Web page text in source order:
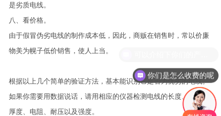
是劣质电线。
八、看价格。
由于假冒伪劣电线的制作成本低，因此，商贩在销售时，常以价廉
物美为幌子低价销售，使人上当。
根据以上几个简单的验证方法，基本能识别它是否为优劣的电线。
如果你需要用数据说话，请用相应的仪器检测电线的长度、直径、
厚度、电阻、耐压以及强度。
你们是怎么收费的呢